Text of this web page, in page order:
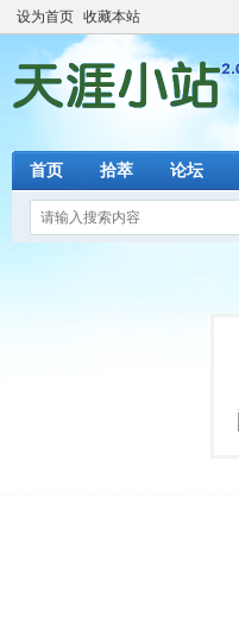
设为首页 收藏本站
首页 拾萃 论坛